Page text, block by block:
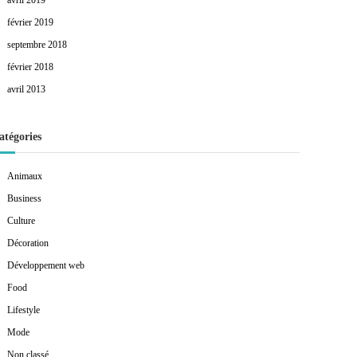
février 2019
septembre 2018
février 2018
avril 2013
Animaux
Business
Culture
Décoration
Développement web
Food
Lifestyle
Mode
Non classé